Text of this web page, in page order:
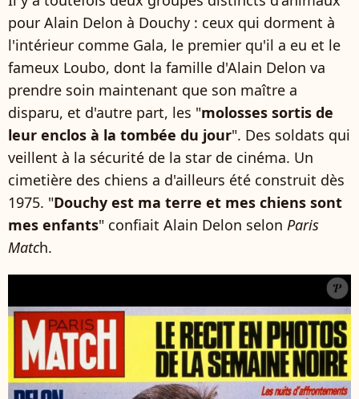
pour Alain Delon à Douchy : ceux qui dorment à
l'intérieur comme Gala, le premier qu'il a eu et le
fameux Loubo, dont la famille d'Alain Delon va
prendre soin maintenant que son maître a
disparu, et d'autre part, les "molosses sortis de
leur enclos à la tombée du jour". Des soldats qui
veillent à la sécurité de la star de cinéma. Un
cimetière des chiens a d'ailleurs été construit dès
1975. "Douchy est ma terre et mes chiens sont
mes enfants" confiait Alain Delon selon Paris
Match.